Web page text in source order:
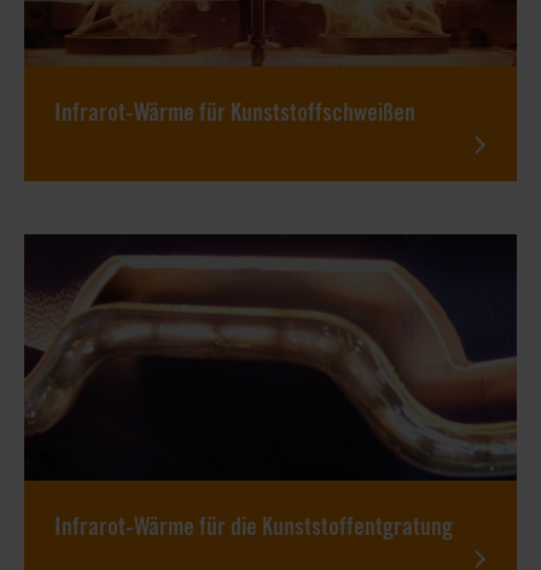
Infrarot-Wärme für Kunststoffschweißen
Infrarot-Wärme für die Kunststoffentgratung